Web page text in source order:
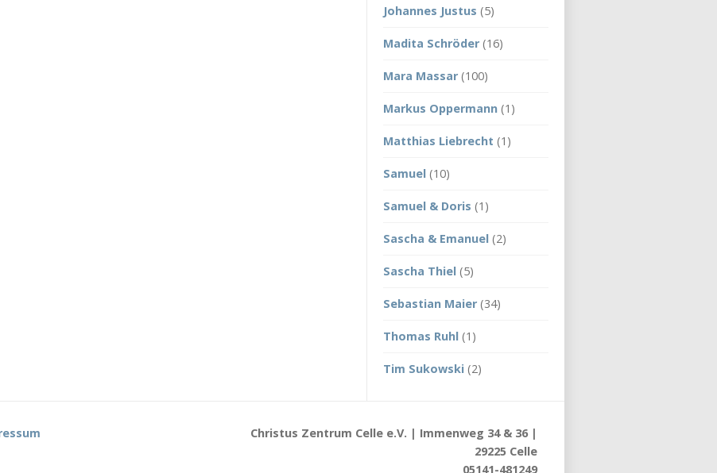
Johannes Justus (5)
Madita Schröder (16)
Mara Massar (100)
Markus Oppermann (1)
Matthias Liebrecht (1)
Samuel (10)
Samuel & Doris (1)
Sascha & Emanuel (2)
Sascha Thiel (5)
Sebastian Maier (34)
Thomas Ruhl (1)
Tim Sukowski (2)
Christus Zentrum Celle e.V. | Immenweg 34 & 36 |
29225 Celle
05141-481249